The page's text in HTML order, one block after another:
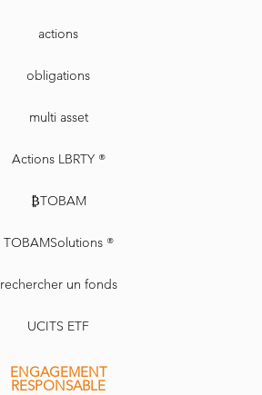
actions
obligations
multi asset
Actions LBRTY ®
₿TOBAM
TOBAMSolutions ®
rechercher un fonds
UCITS ETF
ENGAGEMENT
RESPONSABLE